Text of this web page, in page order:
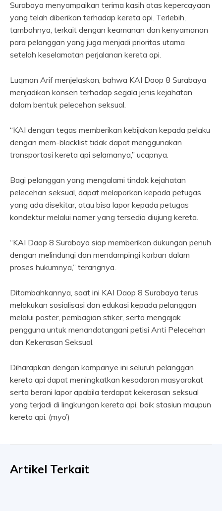
Surabaya menyampaikan terima kasih atas kepercayaan
yang telah diberikan terhadap kereta api. Terlebih,
tambahnya, terkait dengan keamanan dan kenyamanan
para pelanggan yang juga menjadi prioritas utama
setelah keselamatan perjalanan kereta api.
Luqman Arif menjelaskan, bahwa KAI Daop 8 Surabaya
menjadikan konsen terhadap segala jenis kejahatan
dalam bentuk pelecehan seksual.
“KAI dengan tegas memberikan kebijakan kepada pelaku
dengan mem-blacklist tidak dapat menggunakan
transportasi kereta api selamanya,” ucapnya.
Bagi pelanggan yang mengalami tindak kejahatan
pelecehan seksual, dapat melaporkan kepada petugas
yang ada disekitar, atau bisa lapor kepada petugas
kondektur melalui nomer yang tersedia diujung kereta.
“KAI Daop 8 Surabaya siap memberikan dukungan penuh
dengan melindungi dan mendampingi korban dalam
proses hukumnya,” terangnya.
Ditambahkannya, saat ini KAI Daop 8 Surabaya terus
melakukan sosialisasi dan edukasi kepada pelanggan
melalui poster, pembagian stiker, serta mengajak
pengguna untuk menandatangani petisi Anti Pelecehan
dan Kekerasan Seksual.
Diharapkan dengan kampanye ini seluruh pelanggan
kereta api dapat meningkatkan kesadaran masyarakat
serta berani lapor apabila terdapat kekerasan seksual
yang terjadi di lingkungan kereta api, baik stasiun maupun
kereta api. (myo’)
Artikel Terkait